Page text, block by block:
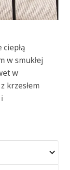
ciepłą
w smukłej
w
krzesłem